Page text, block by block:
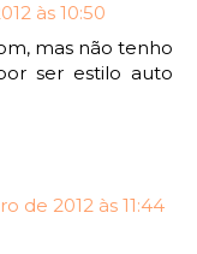
às 10:50
mas não tenho
ser estilo auto
de 2012 às 11:44